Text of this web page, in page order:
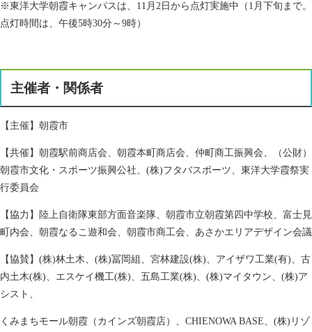
※東洋大学朝霞キャンパスは、11月2日から点灯実施中（1月下旬まで。
点灯時間は、午後5時30分～9時）
主催者・関係者
【主催】朝霞市
【共催】朝霞駅前商店会、朝霞本町商店会、仲町商工振興会、（公財）
朝霞市文化・スポーツ振興公社、(株)フタバスポーツ、東洋大学霞祭実
行委員会
【協力】陸上自衛隊東部方面音楽隊、朝霞市立朝霞第四中学校、富士見
町内会、朝霞なるこ遊和会、朝霞市商工会、あさかエリアデザイン会議
【協賛】(株)林土木、(株)冨岡組、宮林建設(株)、アイザワ工業(有)、古
内土木(株)、エスケイ機工(株)、五島工業(株)、(株)マイタウン、(株)ア
シスト、
くみまちモール朝霞（カインズ朝霞店）、CHIENOWA BASE、(株)リゾ